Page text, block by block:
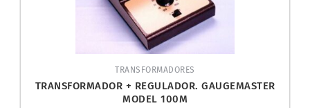
TRANSFORMADORES
TRANSFORMADOR + REGULADOR. GAUGEMASTER
MODEL 100M